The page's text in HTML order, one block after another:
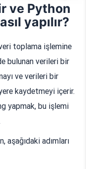
ve Python
yapılır?
toplama işlemine
bulunan verileri bir
ve verileri bir
kaydetmeyi içerir.
yapmak, bu işlemi
adımları